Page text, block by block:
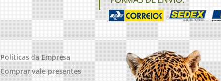
Políticas da Empresa
Comprar vale presentes